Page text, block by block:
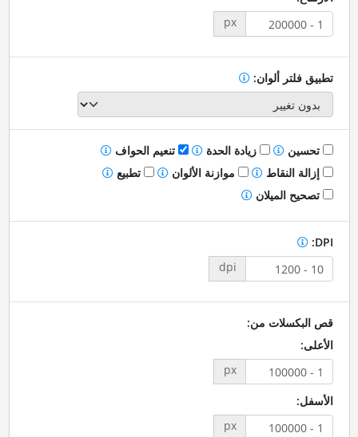
px
تطبيق فلتر ألوان:
تحسين زيادة الحدة
تنعيم الحواف
إزالة النقاط
موازنة الألوان
تطبيع
تصحيح الميلان
DPI:
dpi
قص البكسلات من:
الأعلى:
px
الأسفل:
px